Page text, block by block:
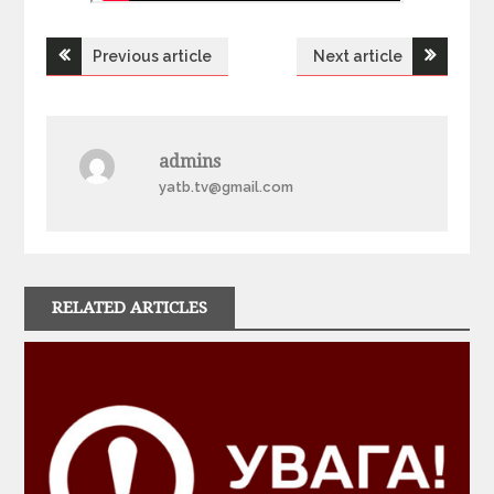
Н
г
а
і
Previous article Next article
admins
yatb.tv@gmail.com
RELATED ARTICLES